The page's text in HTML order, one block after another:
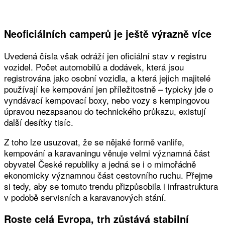
Neoficiálních camperů je ještě výrazně více
Uvedená čísla však odráží jen oficiální stav v registru
vozidel. Počet automobilů a dodávek, která jsou
registrována jako osobní vozidla, a která jejich majitelé
používají ke kempování jen příležitostně – typicky jde o
vyndávací kempovací boxy, nebo vozy s kempingovou
úpravou nezapsanou do technického průkazu, existují
další desítky tisíc.
Z toho lze usuzovat, že se nějaké formě vanlife,
kempování a karavaningu věnuje velmi významná část
obyvatel České republiky a jedná se i o mimořádně
ekonomicky významnou část cestovního ruchu. Přejme
si tedy, aby se tomuto trendu přizpůsobila i infrastruktura
v podobě servisních a karavanových stání.
Roste celá Evropa, trh zůstává stabilní